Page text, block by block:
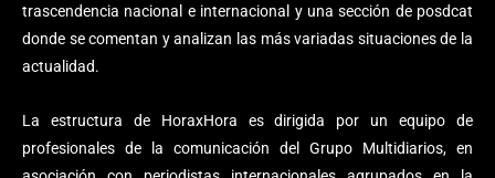
trascendencia nacional e internacional y una sección de posdcat
donde se comentan y analizan las más variadas situaciones de la
actualidad.
La estructura de HoraxHora es dirigida por un equipo de
profesionales de la comunicación del Grupo Multidiarios, en